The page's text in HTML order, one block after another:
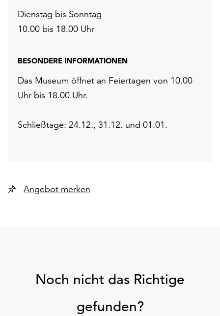
Dienstag bis Sonntag
10.00 bis 18.00 Uhr
BESONDERE INFORMATIONEN
Das Museum öffnet an Feiertagen von 10.00
Uhr bis 18.00 Uhr.
Schließtage: 24.12., 31.12. und 01.01.
Angebot merken
Noch nicht das Richtige
gefunden?